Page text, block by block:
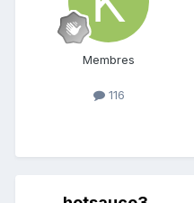
Membres
116